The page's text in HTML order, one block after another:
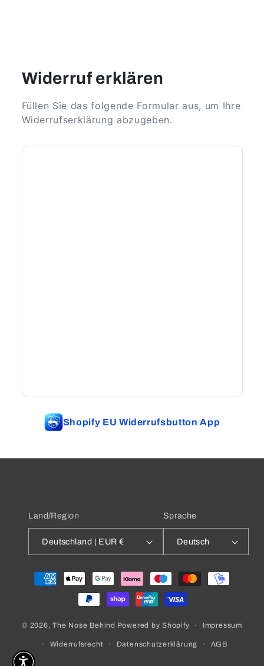
Widerruf erklären
Füllen Sie das folgende Formular aus, um Ihre
Widerrufserklärung abzugeben.
Shopify EU Widerrufsbutton App
Land/Region
Deutschland | EUR €
Sprache
Deutsch
Zahlungsmethoden
© 2026,The Nose Behind Powered by Shopify Impressum
Widerrufsrecht Datenschutzerklärung AGB